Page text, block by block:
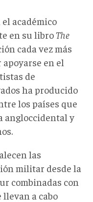
académico
en su libro The
cada vez más
en el
de
ha producido
los países que
angloccidental y
las
militar desde la
combinadas con
a cabo